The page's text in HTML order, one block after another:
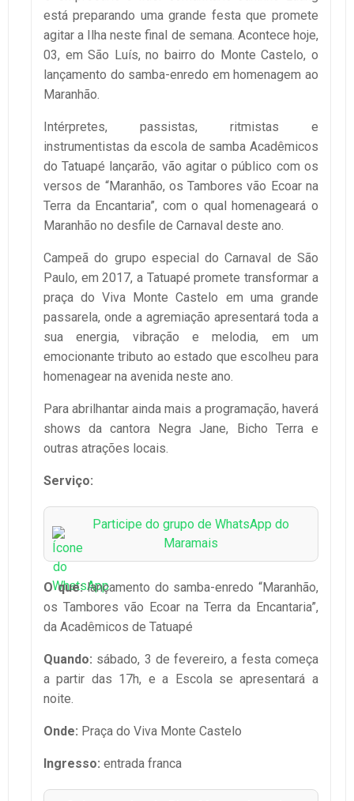
está preparando uma grande festa que promete
agitar a Ilha neste final de semana. Acontece hoje,
03, em São Luís, no bairro do Monte Castelo, o
lançamento do samba-enredo em homenagem ao
Maranhão.
Intérpretes, passistas, ritmistas e
instrumentistas da escola de samba Acadêmicos
do Tatuapé lançarão, vão agitar o público com os
versos de “Maranhão, os Tambores vão Ecoar na
Terra da Encantaria”, com o qual homenageará o
Maranhão no desfile de Carnaval deste ano.
Campeã do grupo especial do Carnaval de São
Paulo, em 2017, a Tatuapé promete transformar a
praça do Viva Monte Castelo em uma grande
passarela, onde a agremiação apresentará toda a
sua energia, vibração e melodia, em um
emocionante tributo ao estado que escolheu para
homenagear na avenida neste ano.
Para abrilhantar ainda mais a programação, haverá
shows da cantora Negra Jane, Bicho Terra e
outras atrações locais.
Serviço:
Participe do grupo de WhatsApp do
Maramais
O que:lançamento do samba-enredo “Maranhão,
os Tambores vão Ecoar na Terra da Encantaria”,
da Acadêmicos de Tatuapé
Quando: sábado, 3 de fevereiro, a festa começa
a partir das 17h, e a Escola se apresentará a
noite.
Onde: Praça do Viva Monte Castelo
Ingresso: entrada franca